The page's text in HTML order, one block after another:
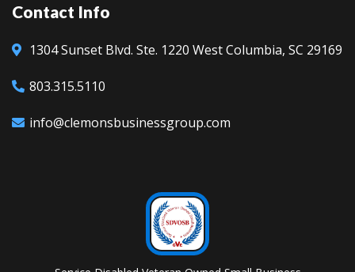
Contact Info
1304 Sunset Blvd. Ste. 1220 West Columbia, SC 29169
803.315.5110
info@clemonsbusinessgroup.com